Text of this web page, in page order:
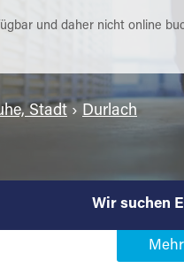
und daher nicht online
Stadt › Durlach
Wir suchen
Partner in